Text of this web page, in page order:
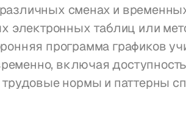
сменах и
электронных таблиц или
программа графиков
включая доступность
нормы и паттерны